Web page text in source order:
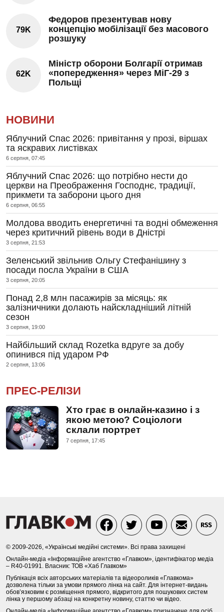
79K
Федоров презентував нову
концепцію мобілізації без масового
розшуку
62K
Міністр оборони Болгарії отримав
«попередження» через МіГ-29 з
Польщі
НОВИНИ
Яблучний Спас 2026: привітання у прозі, віршах
та яскравих листівках
6 серпня, 07:45
Яблучний Спас 2026: що потрібно нести до
церкви на Преображення Господнє, традиції,
прикмети та заборони цього дня
6 серпня, 06:55
Молдова вводить енергетичні та водні обмеження
через критичний рівень води в Дністрі
3 серпня, 21:53
Зеленський звільнив Ольгу Стефанішину з
посади посла України в США
3 серпня, 20:05
Понад 2,8 млн пасажирів за місяць: як
залізничники долають найскладніший літній
сезон
3 серпня, 19:00
Найбільший склад Rozetka вдруге за добу
опинився під ударом РФ
2 серпня, 13:06
ПРЕС-РЕЛІЗИ
Хто грає в онлайн-казино і з
якою метою? Соціологи
склали портрет
7 серпня, 17:45
© 2009-2026, «Українські медійні системи». Всі права захищені
Онлайн-медіа «Інформаційне агентство «Главком», ідентифікатор медіа
– R40-01991. Власник: ТОВ «Хаб Главком»
Публікація всіх авторських матеріалів та відеороликів «Главкома»
дозволена тільки за умови прямого лінка на сайт. Для інтернет-видань
обов’язковим є розміщення прямого, відкритого для пошукових систем
лінка у першому абзаці на конкретну новину, статтю чи відео.